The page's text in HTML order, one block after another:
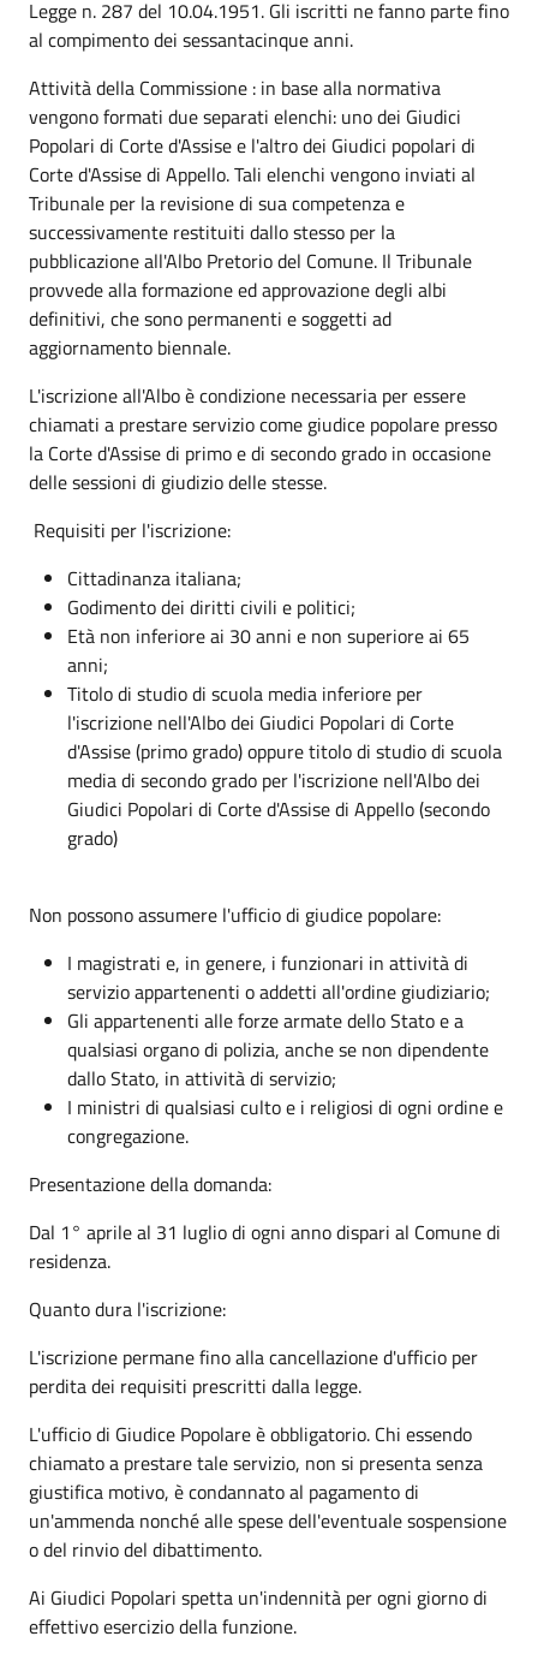
Legge n. 287 del 10.04.1951. Gli iscritti ne fanno parte fino
al compimento dei sessantacinque anni.
Attività della Commissione : in base alla normativa
vengono formati due separati elenchi: uno dei Giudici
Popolari di Corte d'Assise e l'altro dei Giudici popolari di
Corte d'Assise di Appello. Tali elenchi vengono inviati al
Tribunale per la revisione di sua competenza e
successivamente restituiti dallo stesso per la
pubblicazione all'Albo Pretorio del Comune. Il Tribunale
provvede alla formazione ed approvazione degli albi
definitivi, che sono permanenti e soggetti ad
aggiornamento biennale.
L'iscrizione all'Albo è condizione necessaria per essere
chiamati a prestare servizio come giudice popolare presso
la Corte d'Assise di primo e di secondo grado in occasione
delle sessioni di giudizio delle stesse.
Requisiti per l'iscrizione:
Cittadinanza italiana;
Godimento dei diritti civili e politici;
Età non inferiore ai 30 anni e non superiore ai 65
anni;
Titolo di studio di scuola media inferiore per
l'iscrizione nell'Albo dei Giudici Popolari di Corte
d'Assise (primo grado) oppure titolo di studio di scuola
media di secondo grado per l'iscrizione nell'Albo dei
Giudici Popolari di Corte d'Assise di Appello (secondo
grado)
Non possono assumere l'ufficio di giudice popolare:
I magistrati e, in genere, i funzionari in attività di
servizio appartenenti o addetti all'ordine giudiziario;
Gli appartenenti alle forze armate dello Stato e a
qualsiasi organo di polizia, anche se non dipendente
dallo Stato, in attività di servizio;
I ministri di qualsiasi culto e i religiosi di ogni ordine e
congregazione.
Presentazione della domanda:
Dal 1° aprile al 31 luglio di ogni anno dispari al Comune di
residenza.
Quanto dura l'iscrizione:
L'iscrizione permane fino alla cancellazione d'ufficio per
perdita dei requisiti prescritti dalla legge.
L'ufficio di Giudice Popolare è obbligatorio. Chi essendo
chiamato a prestare tale servizio, non si presenta senza
giustifica motivo, è condannato al pagamento di
un'ammenda nonché alle spese dell'eventuale sospensione
o del rinvio del dibattimento.
Ai Giudici Popolari spetta un'indennità per ogni giorno di
effettivo esercizio della funzione.